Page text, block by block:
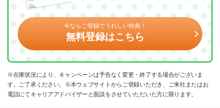
今ならご登録でうれしい特典！
無料登録はこちら
※在庫状況により、キャンペーンは予告なく変更・終了する場合がございま
す。ご了承ください。※本ウェブサイトからご登録いただき、ご来社またはお
電話にてキャリアアドバイザーと面談をさせていただいた方に限ります。